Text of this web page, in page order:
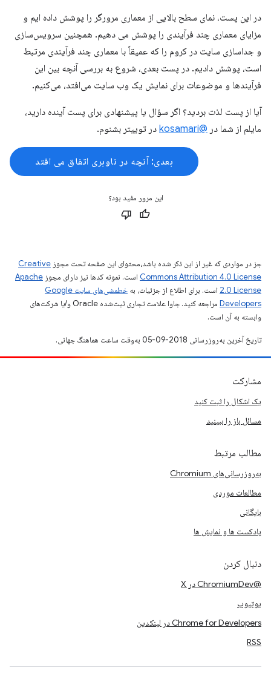
در این پست، نمای سطح بالایی از معماری مرورگر را پوشش داده ایم و
مزایای معماری چند فرآیندی را پوشش می دهیم. همچنین سرویس‌سازی
و جداسازی سایت در کروم را که عمیقاً با معماری چند فرآیندی مرتبط
است، پوشش دادیم. در پست بعدی، شروع به بررسی آنچه بین این
فرآیندها و موضوعات برای نمایش یک وب سایت می‌افتد، می‌کنیم.
آیا از پست لذت بردید؟ اگر سؤال یا پیشنهادی برای پست آینده دارید،
مایلم از شما در @kosamari در توییتر بشنوم.
بعدی: آنچه در ناوبری اتفاق می افتد
این مرور مفید بود؟
جز در مواردی که غیر از این ذکر شده باشد،‌محتوای این صفحه تحت مجوز Creative
Commons Attribution 4.0 License است. نمونه کدها نیز دارای مجوز Apache
2.0 License است. برای اطلاع از جزئیات، به
خطمشی‌های سایت Google
Developers‏
مراجعه کنید. جاوا علامت تجاری ثبت‌شده Oracle و/یا شرکت‌های
وابسته به آن است.
تاریخ آخرین به‌روزرسانی 2018-09-05 به‌وقت ساعت هماهنگ جهانی.
مشارکت
یک اشکال را ثبت کنید
مسائل باز را ببینید
مطالب مرتبط
به‌روزرسانی‌های Chromium
مطالعات موردی
بایگانی
پادکست ها و نمایش ها
دنبال کردن
@ChromiumDev در X
یوتیوب
Chrome for Developers در لینکدین
RSS